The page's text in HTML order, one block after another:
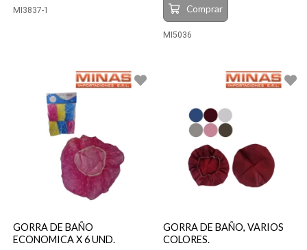
MI3837-1 Comprar
MI5036
GORRA DE BAÑO
ECONOMICA X 6 UND.
GORRA DE BAÑO, VARIOS
COLORES.